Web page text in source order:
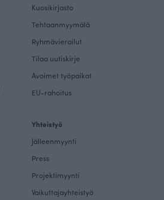
Kuosikirjasto
Tehtaanmyymälä
Ryhmävierailut
Tilaa uutiskirje
Avoimet työpaikat
EU-rahoitus
Yhteistyö
Jälleenmyynti
Press
Projektimyynti
Vaikuttajayhteistyö